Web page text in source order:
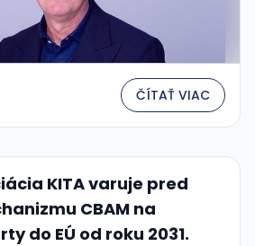
ČÍTAŤ VIAC
KITA varuje pred
CBAM na
do EÚ od roku 2031.